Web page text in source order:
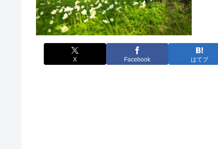
X Facebook はてブ